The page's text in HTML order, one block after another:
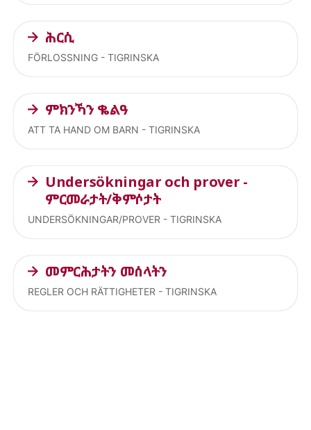
ሕርሲ
FÖRLOSSNING - TIGRINSKA
ምክንኻን ቈልዓ
ATT TA HAND OM BARN - TIGRINSKA
Undersökningar och prover -
ምርመራታት/ቅምሶታት
UNDERSÖKNINGAR/PROVER - TIGRINSKA
መምርሕታትን መሰላትን
REGLER OCH RÄTTIGHETER - TIGRINSKA